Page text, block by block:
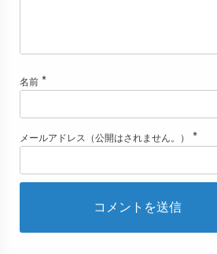
名前 *
メールアドレス（公開はされません。） *